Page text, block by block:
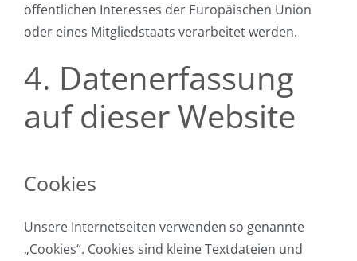
öffentlichen Interesses der Europäischen Union
oder eines Mitgliedstaats verarbeitet werden.
4. Datenerfassung
auf dieser Website
Cookies
Unsere Internetseiten verwenden so genannte
„Cookies“. Cookies sind kleine Textdateien und